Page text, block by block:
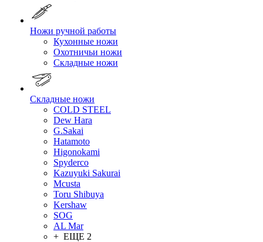
Ножи ручной работы
Кухонные ножи
Охотничьи ножи
Складные ножи
Складные ножи
COLD STEEL
Dew Hara
G.Sakai
Hatamoto
Higonokami
Spyderco
Kazuyuki Sakurai
Mcusta
Toru Shibuya
Kershaw
SOG
AL Mar
+ ЕЩЕ 2